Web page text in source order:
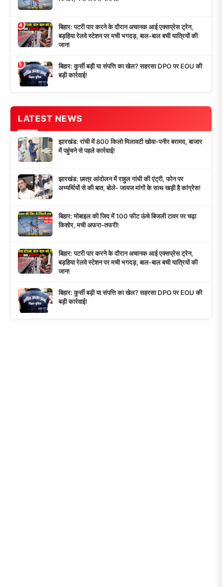
4
बिहार: पटरी पार करने के दौरान अचानक आई एक्सप्रेस ट्रेन,
बड़हिया रेलवे स्टेशन पर मची भगदड़, बाल-बाल बची यात्रियों की
जान!
5
बिहार: कुर्सी बड़ी या संपत्ति का खेल? सहरसा DPO पर EOU की
बड़ी कार्रवाई!
LATEST NEWS
झारखंड: रांची में 800 किलो मिलावटी खोवा-पनीर बरामद, बाजार
में पहुंचने से पहले कार्रवाई!
झारखंड: छात्र आंदोलन में राहुल गांधी की एंट्री, फोन पर
अभ्यर्थियों से की बात, बोले- जायज मांगों के साथ खड़ी है कांग्रेस!
बिहार: मोबाइल की जिद में 100 फीट ऊंचे बिजली टावर पर चढ़ा
किशोर, मची अफरा-तफरी!
बिहार: पटरी पार करने के दौरान अचानक आई एक्सप्रेस ट्रेन,
बड़हिया रेलवे स्टेशन पर मची भगदड़, बाल-बाल बची यात्रियों की
जान!
बिहार: कुर्सी बड़ी या संपत्ति का खेल? सहरसा DPO पर EOU की
बड़ी कार्रवाई!